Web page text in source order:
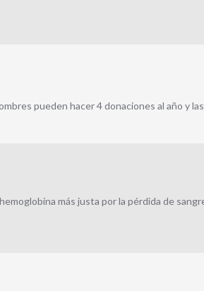
pueden hacer 4 donaciones al año y
más justa por la pérdida de